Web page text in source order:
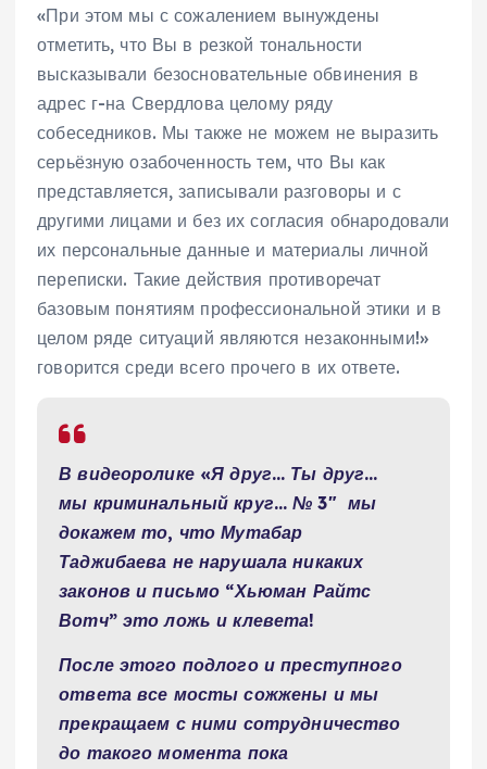
«При этом мы с сожалением вынуждены
отметить, что Вы в резкой тональности
высказывали безосновательные обвинения в
адрес г-на Свердлова целому ряду
собеседников. Мы также не можем не выразить
серьёзную озабоченность тем, что Вы как
представляется, записывали разговоры и с
другими лицами и без их согласия обнародовали
их персональные данные и материалы личной
переписки. Такие действия противоречат
базовым понятиям профессиональной этики и в
целом ряде ситуаций являются незаконными!»
говорится среди всего прочего в их ответе.
В видеоролике «Я друг… Ты друг…
мы криминальный круг… № 3″ мы
докажем то, что Мутабар
Таджибаева не нарушала никаких
законов и письмо “Хьюман Райтс
Вотч” это ложь и клевета!
После этого подлого и преступного
ответа все мосты сожжены и мы
прекращаем с ними сотрудничество
до такого момента пока